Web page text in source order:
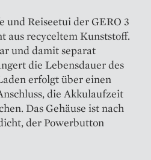
und Reiseetui der GERO 3
aus recyceltem Kunststoff.
und damit separat
die Lebensdauer des
erfolgt über einen
die Akkulaufzeit
Das Gehäuse ist nach
der Powerbutton